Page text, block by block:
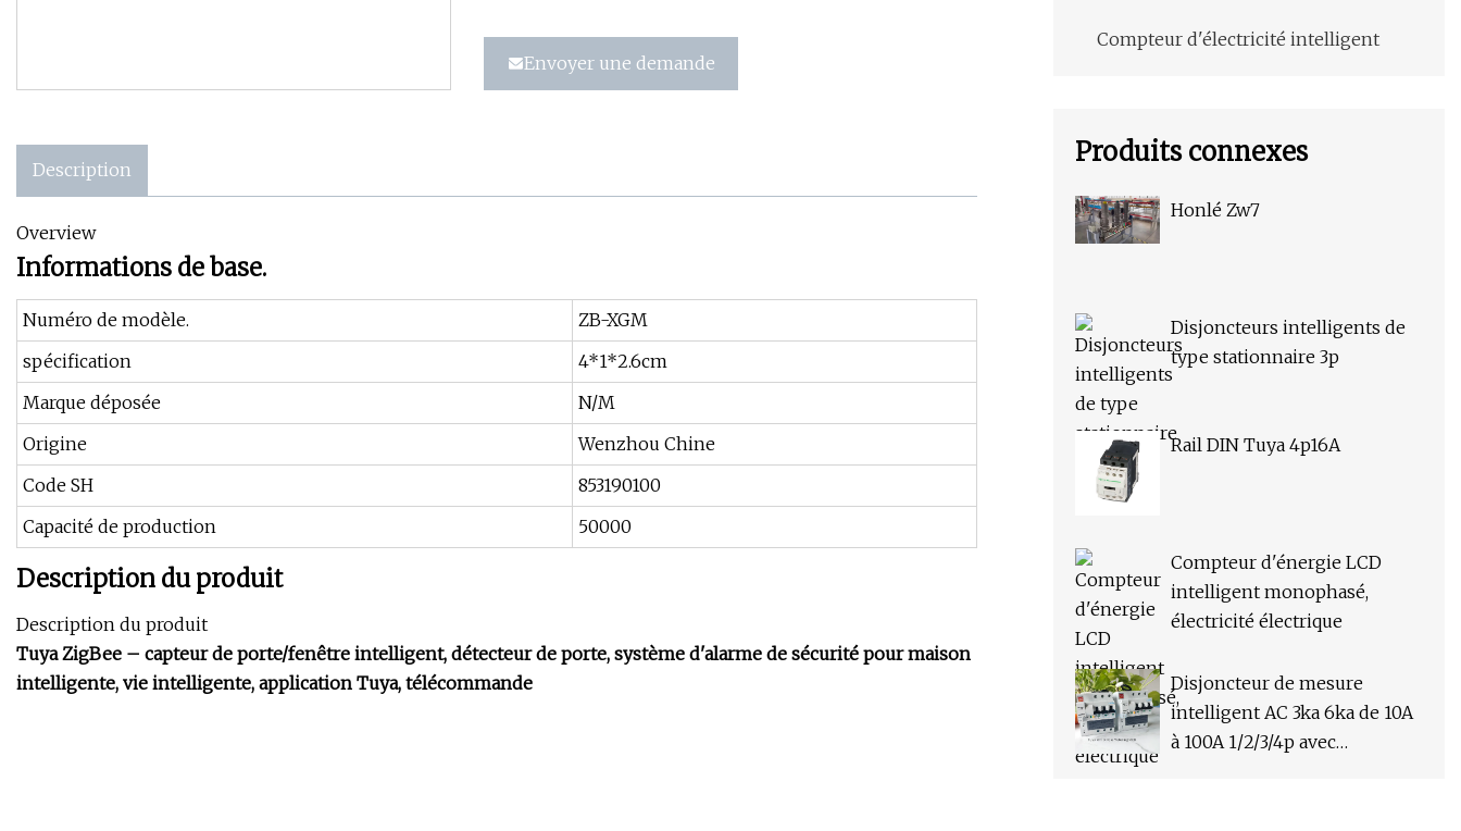
Envoyer une demande
Description
Overview
Informations de base.
Numéro de modèle.
ZB-XGM
spécification
4*1*2.6cm
Marque déposée
N/M
Origine
Wenzhou Chine
Code SH
853190100
Capacité de production
50000
Description du produit
Description du produit
Tuya ZigBee – capteur de porte/fenêtre intelligent, détecteur de porte, système d'alarme de sécurité pour maison
intelligente, vie intelligente, application Tuya, télécommande
Compteur d'électricité intelligent
Produits connexes
Honlé Zw7
Disjoncteurs intelligents de
type stationnaire 3p
Rail DIN Tuya 4p16A
Compteur d'énergie LCD
intelligent monophasé,
électricité électrique
Disjoncteur de mesure
intelligent AC 3ka 6ka de 10A
à 100A 1/2/3/4p avec